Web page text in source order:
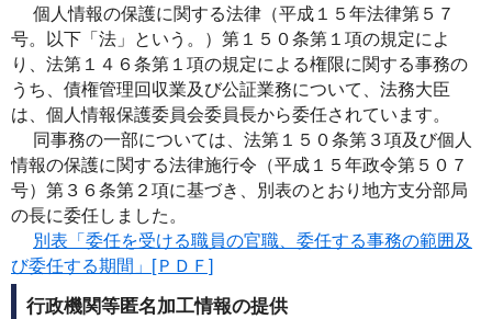
個人情報の保護に関する法律（平成１５年法律第５７
号。以下「法」という。）第１５０条第１項の規定によ
り、法第１４６条第１項の規定による権限に関する事務の
うち、債権管理回収業及び公証業務について、法務大臣
は、個人情報保護委員会委員長から委任されています。
同事務の一部については、法第１５０条第３項及び個人
情報の保護に関する法律施行令（平成１５年政令第５０７
号）第３６条第２項に基づき、別表のとおり地方支分部局
の長に委任しました。
別表「委任を受ける職員の官職、委任する事務の範囲及
び委任する期間」[ＰＤＦ]
行政機関等匿名加工情報の提供